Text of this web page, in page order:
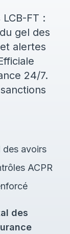
FT :
gel des
alertes
24/7.
des avoirs
ACPR
des